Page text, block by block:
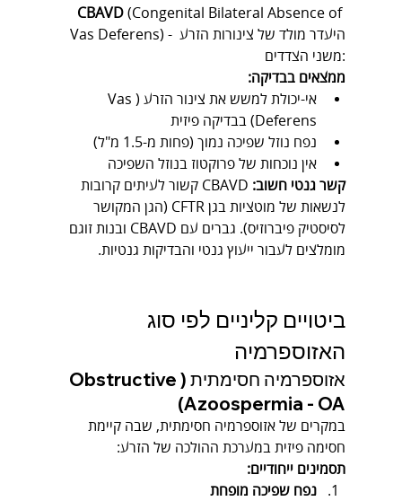
CBAVD (Congenital Bilateral Absence of
Vas Deferens) - היעדר מולד של צינורות הזרע
משני הצדדים:
ממצאים בבדיקה:
אי-יכולת למשש את צינור הזרע (Vas
Deferens) בבדיקה פיזית
נפח נוזל שפיכה נמוך (פחות מ-1.5 מ"ל)
אין נוכחות של פרוקטוז בנוזל השפיכה
קשר גנטי חשוב:
CBAVD קשור לעיתים קרובות
לנשאות של מוטציות בגן CFTR (הגן המקושר
לסיסטיק פיברוזיס). גברים עם CBAVD ובנות זוגם
מומלצים לעבור ייעוץ גנטי והבדיקות גנטיות.
ביטויים קליניים לפי סוג
האזוספרמיה
אזוספרמיה חסימתית (Obstructive
Azoospermia - OA)
במקרים של אזוספרמיה חסימתית, שבה קיימת
חסימה פיזית במערכת ההולכה של הזרע:
תסמינים ייחודיים:
נפח שפיכה מופחת